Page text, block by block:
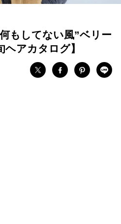
もしてない風”ベリー
ヘアカタログ】